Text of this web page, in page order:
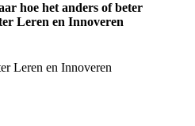
hoe het anders of beter
Leren en Innoveren
Leren en Innoveren